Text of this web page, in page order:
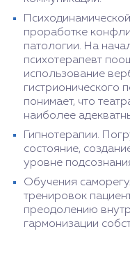
проработке
патологии. На
психотерапевт
использование
гистрионического
понимает, что
наиболее
Гипнотерапии.
состояние,
уровне
Обучения
тренировок
преодолению
гармонизации